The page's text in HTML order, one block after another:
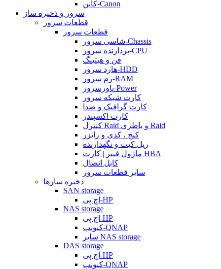
کانن-Canon
سرور و ذخیره ساز
قطعات سرور
قطعات سرور
شاسی سرور-Chassis
پردازنده سرور-CPU
فن و هیتینگ
هارد سرور-HDD
رم سرور-RAM
پاورسرور-Power
کارت شبکه سرور
کارت گرافیک و صدا
کارت اکسپندر
کنترل Raid و باطری Raid
کیج ، کدی و رایزر
ریل کیت و نگهدارنده
ماژول فیبر | کارت HBA
کابل اتصال
سایر قطعات سرور
ذخیره سازها
SAN storage
اچ پی-HP
NAS storage
اچ پی-HP
کیونپ-QNAP
سایر NAS storage
DAS storage
اچ پی-HP
کیونپ-QNAP